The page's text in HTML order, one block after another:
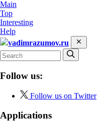
Main
Top
Interesting
Help
vadimrazumov.ru
Follow us:
Follow us on Twitter
Applications